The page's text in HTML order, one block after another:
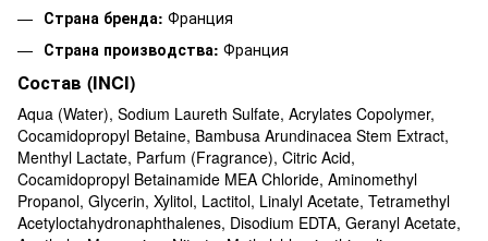
Страна бренда: Франция
Страна производства: Франция
Состав (INCI)
Aqua (Water), Sodium Laureth Sulfate, Acrylates Copolymer,
Cocamidopropyl Betaine, Bambusa Arundinacea Stem Extract,
Menthyl Lactate, Parfum (Fragrance), Citric Acid,
Cocamidopropyl Betainamide MEA Chloride, Aminomethyl
Propanol, Glycerin, Xylitol, Lactitol, Linalyl Acetate, Tetramethyl
Acetyloctahydronaphthalenes, Disodium EDTA, Geranyl Acetate,